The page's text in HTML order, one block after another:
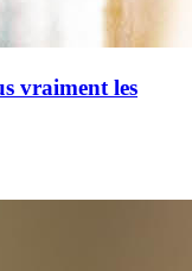
vraiment les